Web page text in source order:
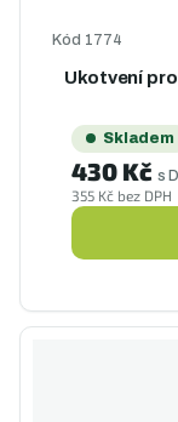
Ukotvení pro
Kód 1774
Skladem
355 Kč bez DPH
430 Kč s